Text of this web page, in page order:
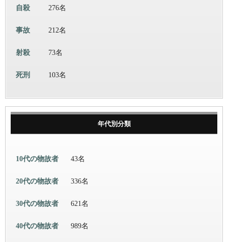
自殺 276名
事故 212名
射殺 73名
死刑 103名
年代別分類
10代の物故者 43名
20代の物故者 336名
30代の物故者 621名
40代の物故者 989名